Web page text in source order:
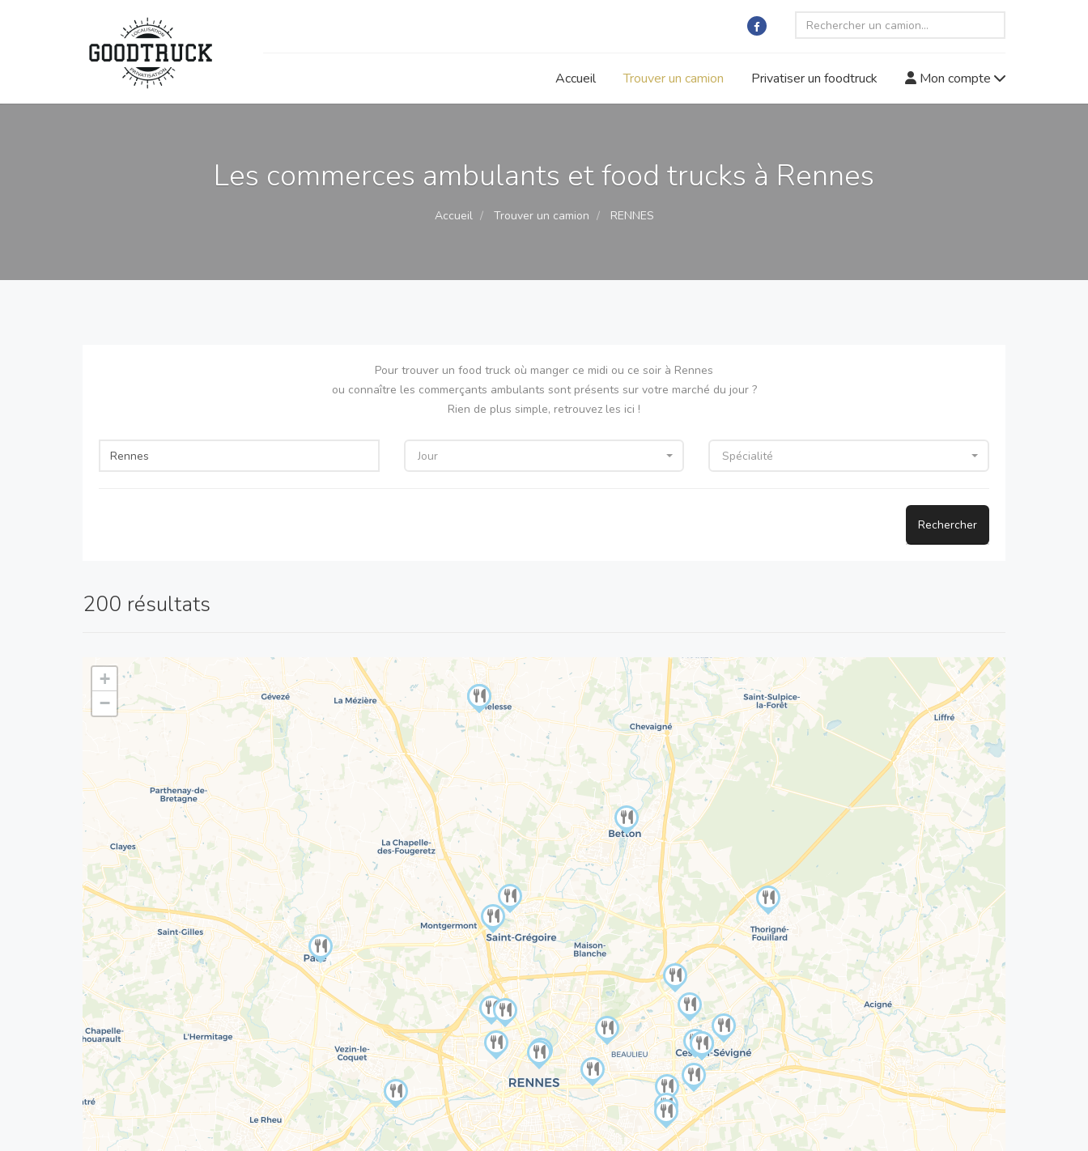
Accueil Trouver un camion Privatiser un foodtruck Mon compte
Les commerces ambulants et food trucks à Rennes
Accueil Trouver un camion RENNES
Pour trouver un food truck où manger ce midi ou ce soir à Rennes
ou connaître les commerçants ambulants sont présents sur votre marché du jour ?
Rien de plus simple, retrouvez les ici !
Jour Spécialité
Rechercher
200 résultats
+
−